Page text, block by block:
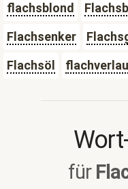
flachsblond
Flachsenker
Flachsöl
für